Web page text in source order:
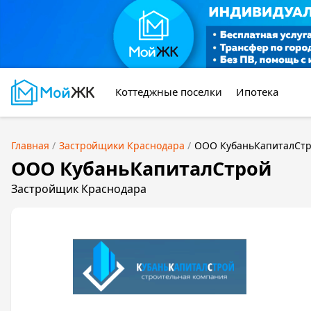
Коттеджные поселки Ипотека
Главная Застройщики Краснодара ООО
ООО КубаньКапиталСтрой
Застройщик Краснодара